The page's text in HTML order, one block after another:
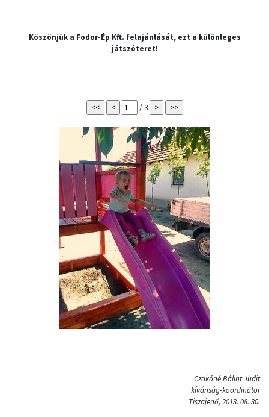
Köszönjük a Fodor-Ép Kft. felajánlását, ezt a különleges
játszóteret!
/ 3
Czakóné Bálint Judit
kívánság-koordinátor
Tiszajenő, 2013. 08. 30.